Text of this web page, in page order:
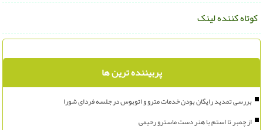
کننده لینک
پربیننده ترین ها
بررسی تمدید رایگان بودن خدمات مترو و اتوبوس در جلسه فردای شورا
از چمبر تا استم با هنر دست ماسترو رحیمی